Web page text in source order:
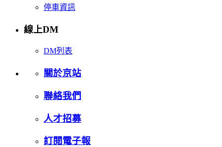
停車資訊
線上DM
DM列表
關於京站
聯絡我們
人才招募
訂閱電子報